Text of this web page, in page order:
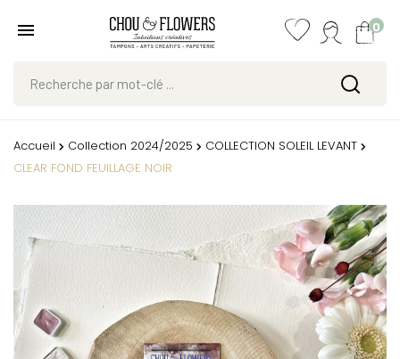
0
Accueil Collection 2024/2025
COLLECTION SOLEIL LEVANT
CLEAR FOND FEUILLAGE NOIR